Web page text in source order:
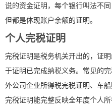
说的资金证明，每个银行叫法不
但都是体现账户余额的证明。
个人完税证明
完税证明是税务机关开出的，证
于证明已完成纳税义务。常见的
外公司企业所得税完税证明、车
完税证明能完整反映全年度个人